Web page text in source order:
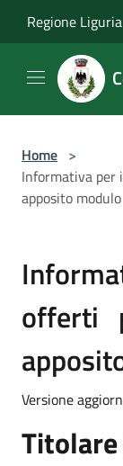
Regione Liguria
Home >
Informativa per
apposito modulo
offerti
Versione